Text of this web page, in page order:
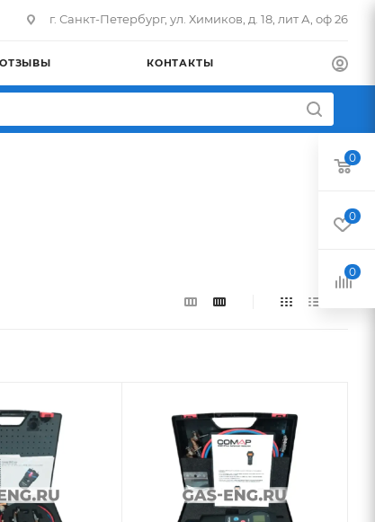
г. Санкт-Петербург, ул. Химиков, д. 18, лит А, оф 26
ОТЗЫВЫ КОНТАКТЫ
0
0
0